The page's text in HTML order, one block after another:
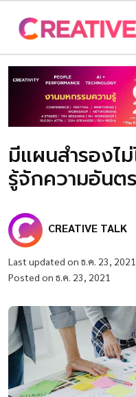
มีแผนสำรองไ
รู้จักความอันต
CREATIVE TALK
Last updated on ธ.ค. 23, 2021
Posted on ธ.ค. 23, 2021